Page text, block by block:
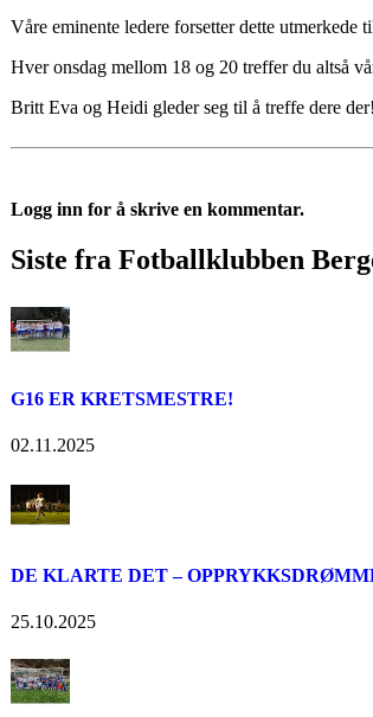
Våre eminente ledere forsetter dette utmerkede
Hver onsdag mellom 18 og 20 treffer du altså
Britt Eva og Heidi gleder seg til å treffe dere der!
Logg inn for å skrive en kommentar.
Siste fra Fotballklubben
G16 ER KRETSMESTRE!
02.11.2025
DE KLARTE DET –
25.10.2025